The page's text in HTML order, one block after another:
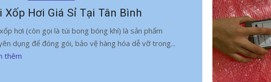
Xốp Hơi Giá Sỉ Tại Tân Bình
hơi (còn gọi là túi bong bóng khí) là sản phẩm
dụng để đóng gói, bảo vệ hàng hóa dễ vỡ trong...
thêm